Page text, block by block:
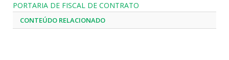
PORTARIA DE FISCAL DE CONTRATO
CONTEÚDO RELACIONADO